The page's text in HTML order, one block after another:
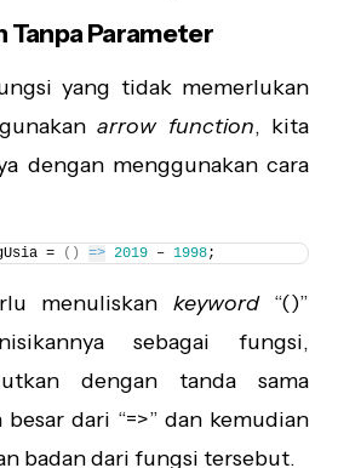
Parameter
yang tidak memerlukan
arrow function, kita
dengan menggunakan cara
= ( ) => 2019 – 1998;
menuliskan keyword“()”
sebagai fungsi,
dengan tanda sama
dari “=>” dan kemudian
badan dari fungsi tersebut.